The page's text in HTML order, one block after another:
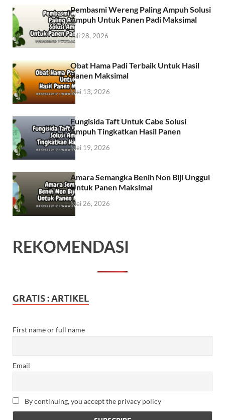
Pembasmi Wereng Paling Ampuh Solusi
Ampuh Untuk Panen Padi Maksimal
Juli 28, 2026
Obat Hama Padi Terbaik Untuk Hasil
Panen Maksimal
Mei 13, 2026
Fungisida Taft Untuk Cabe Solusi
Ampuh Tingkatkan Hasil Panen
Mei 19, 2026
Amara Semangka Benih Non Biji Unggul
Untuk Panen Maksimal
Mei 26, 2026
REKOMENDASI
GRATIS : ARTIKEL
First name or full name
Email
By continuing, you accept the privacy policy